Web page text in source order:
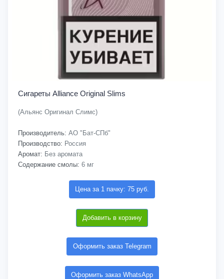
Сигареты Alliance Original Slims
(Альянс Оригинал Слимс)
Производитель: АО "Бат-СПб"
Производство: Россия
Аромат: Без аромата
Содержание смолы: 6 мг
Цена за 1 пачку: 75 руб.
Добавить в корзину
Оформить заказ Telegram
Оформить заказ WhatsApp